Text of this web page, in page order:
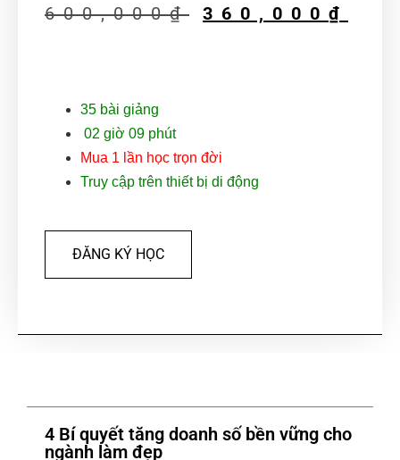
600,000₫ 360,000 ₫
35 bài giảng
02 giờ 09 phút
Mua 1 lần học trọn đời
Truy cập trên thiết bị di động
ĐĂNG KÝ HỌC
4 Bí quyết tăng doanh số bền vững cho
ngành làm đẹp